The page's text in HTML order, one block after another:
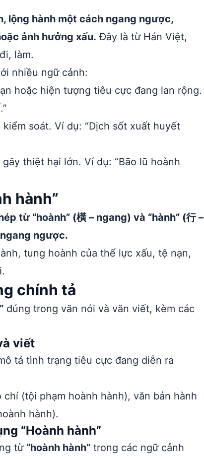
lộng hành một cách ngang ngược,
ảnh hưởng xấu. Đây là từ Hán Việt,
làm.
nhiều ngữ cảnh:
hoặc hiện tượng tiêu cực đang lan rộng.
soát. Ví dụ: “Dịch sốt xuất huyết
thiệt hại lớn. Ví dụ: “Bão lũ hoành
hành”
từ “hoành” (橫 – ngang) và “hành” (行 –
ngược.
tung hoành của thế lực xấu, tệ nạn,
chính tả
đúng trong văn nói và văn viết, kèm các
viết
tả tình trạng tiêu cực đang diễn ra
chí (tội phạm hoành hành), văn bản hành
hành).
“Hoành hành”
từ “hoành hành” trong các ngữ cảnh